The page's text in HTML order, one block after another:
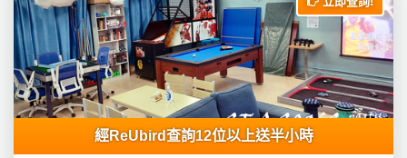
經ReUbird查詢12位以上送半小時